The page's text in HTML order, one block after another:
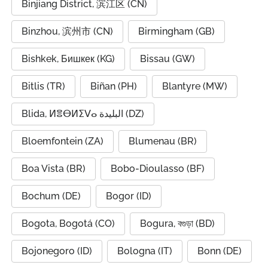
Binjiang District, 滨江区 (CN)
Binzhou, 滨州市 (CN) Birmingham (GB)
Bishkek, Бишкек (KG) Bissau (GW)
Bitlis (TR) Biñan (PH) Blantyre (MW)
Blida, ⵍⴻⴱⵍⵉⴸⴰ البليدة (DZ)
Bloemfontein (ZA) Blumenau (BR)
Boa Vista (BR) Bobo-Dioulasso (BF)
Bochum (DE) Bogor (ID)
Bogota, Bogotá (CO) Bogura, বগুড়া (BD)
Bojonegoro (ID) Bologna (IT) Bonn (DE)